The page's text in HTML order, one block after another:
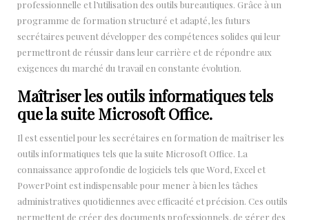
professionnelle et l’utilisation des outils bureautiques. Grâce à un
programme de formation structuré et adapté, les futurs
secrétaires peuvent développer des compétences solides qui leur
permettront de réussir dans leur carrière et de répondre aux
exigences du marché du travail en constante évolution.
Maîtriser les outils informatiques tels
que la suite Microsoft Office.
Il est essentiel pour les secrétaires en formation de maîtriser les
outils informatiques tels que la suite Microsoft Office. La
connaissance approfondie de logiciels tels que Word, Excel et
PowerPoint est indispensable pour mener à bien les tâches
administratives quotidiennes avec efficacité et précision. Ces outils
permettent de créer des documents professionnels, de gérer des